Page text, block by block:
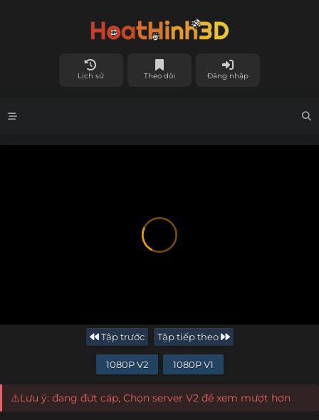
Lịch sử Theo dõi Đăng nhập
Tập trước Tập tiếp theo
1080P V2 1080P V1
⚠️Lưu ý: đang đứt cáp, Chọn server V2 để xem mượt hơn